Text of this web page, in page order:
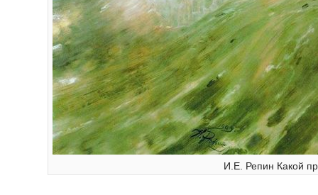
И.Е. Репин Какой